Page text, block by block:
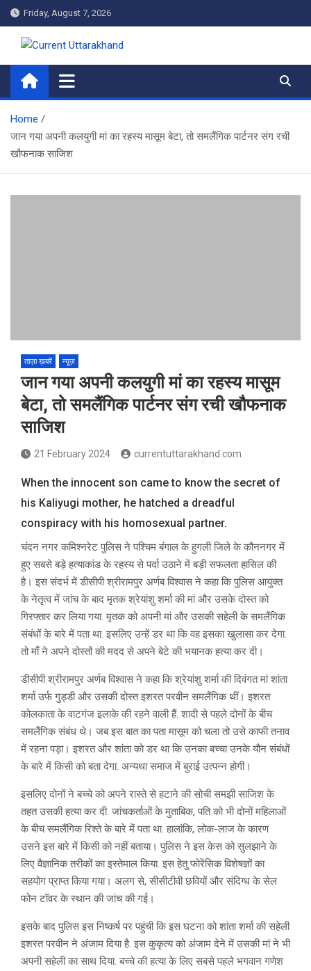
Skip
to
content
Friday, August 7, 2026
Current Uttarakhand
Home
जान गया अपनी कलयुगी मां का रहस्य मासूम बेटा, तो समलैंगिक पार्टनर संग रची
खौफनाक साजिश
ताज़ा ख़बरें न्यूज़
जान गया अपनी कलयुगी मां का रहस्य मासूम
बेटा, तो समलैंगिक पार्टनर संग रची खौफनाक
साजिश
21 February 2024 currentuttarakhand.com
When the innocent son came to know the secret of
his Kaliyugi mother, he hatched a dreadful
conspiracy with his homosexual partner.
चंदन नगर कमिश्नरेट पुलिस ने पश्चिम बंगाल के हुगली जिले के कौननगर में
हुए सबसे बड़े हत्याकांड के रहस्य से पर्दा उठाने में बड़ी सफलता हासिल की
है। इस संदर्भ में डीसीपी श्रीरामपुर अर्णब विश्वास ने कहा कि पुलिस आयुक्त
के नेतृत्व में जांच के बाद मृतक श्रेयांशु शर्मा की मां और उसके दोस्त को
गिरफ्तार कर लिया गया. मृतक को अपनी मां और उसकी सहेली के समलैंगिक
संबंधों के बारे में पता था. इसलिए उन्हें डर था कि वह इसका खुलासा कर देगा.
तो माँ ने अपने दोस्तों की मदद से अपने बेटे की भयानक हत्या कर दी।
डीसीपी श्रीरामपुर अर्णब विश्वास ने कहा कि श्रेयांशु शर्मा की दिवंगत मां शांता
शर्मा उर्फ ​​गुड्डी और उसकी दोस्त इशरत परवीन समलैंगिक थीं। इशरत
कोलकाता के वाटगंज इलाके की रहने वाली हैं. शादी से पहले दोनों के बीच
समलैंगिक संबंध थे। जब इस बात का पता मासूम को चला तो उसे काफी तनाव
में रहना पड़ा। इशरत और शांता को डर था कि उनका बच्चा उनके यौन संबंधों
के बारे में किसी को बता देगा. अन्यथा समाज में बुराई उत्पन्न होगी।
इसलिए दोनों ने बच्चे को अपने रास्ते से हटाने की सोची समझी साजिश के
तहत उसकी हत्या कर दी. जांचकर्ताओं के मुताबिक, पति को भी दोनों महिलाओं
के बीच समलैंगिक रिश्ते के बारे में पता था. हालांकि, लोक-लाज के कारण
उसने इस बारे में किसी को नहीं बताया। पुलिस ने इस केस को सुलझाने के
लिए वैज्ञानिक तरीकों का इस्तेमाल किया. इस हेतु फोरेंसिक विशेषज्ञों का
सहयोग प्राप्त किया गया। अलग से, सीसीटीवी छवियों और संदिग्ध के सेल
फोन टॉवर के स्थान की जांच की गई।
इसके बाद पुलिस इस निष्कर्ष पर पहुंची कि इस घटना को शांता शर्मा की सहेली
इशरत परवीन ने अंजाम दिया है. इस कुकृत्य को अंजाम देने में उसकी मां ने भी
अपनी सहेली का साथ दिया. बच्चे की हत्या के लिए सबसे पहले भगवान गणेश